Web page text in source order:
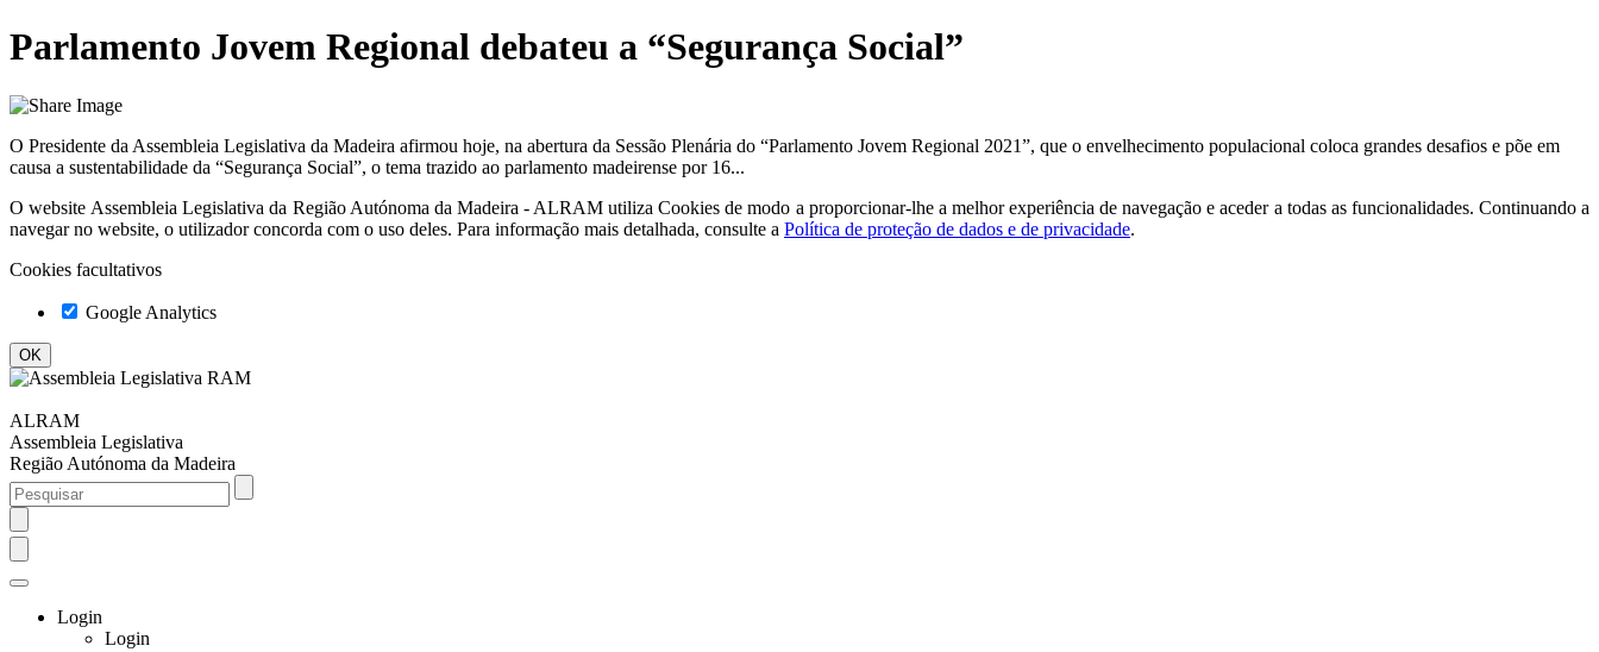
Parlamento Jovem Regional debateu a “Segurança Social”
O Presidente da Assembleia Legislativa da Madeira afirmou hoje, na abertura da Sessão Plenária do “Parlamento Jovem Regional 2021”, que o envelhecimento populacional coloca grandes desafios e põe em
causa a sustentabilidade da “Segurança Social”, o tema trazido ao parlamento madeirense por 16...
O website Assembleia Legislativa da Região Autónoma da Madeira - ALRAM utiliza Cookies de modo a proporcionar-lhe a melhor experiência de navegação e aceder a todas as funcionalidades. Continuando a
navegar no website, o utilizador concorda com o uso deles. Para informação mais detalhada, consulte a Política de proteção de dados e de privacidade.
Cookies facultativos
Google Analytics
ALRAM
Assembleia Legislativa
Região Autónoma da Madeira
Login
Login